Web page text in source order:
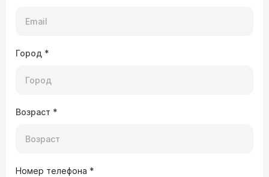
Город *
Возраст *
Номер телефона *